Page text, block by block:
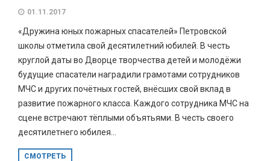
01.11.2017
«Дружина юных пожарных спасателей» Петровской
школы отметила свой десятилетний юбилей. В честь
круглой даты во Дворце творчества детей и молодёжи
будущие спасатели наградили грамотами сотрудников
МЧС и других почётных гостей, внёсших свой вклад в
развитие пожарного класса. Каждого сотрудника МЧС на
сцене встречают тёплыми объятьями. В честь своего
десятилетнего юбилея...
СМОТРЕТЬ